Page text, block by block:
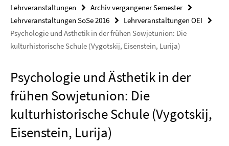
Lehrveranstaltungen
Archiv vergangener Semester
Lehrveranstaltungen SoSe 2016
Lehrveranstaltungen OEI
Psychologie und Ästhetik in der frühen Sowjetunion: Die
kulturhistorische Schule (Vygotskij, Eisenstein, Lurija)
Psychologie und Ästhetik in der
frühen Sowjetunion: Die
kulturhistorische Schule (Vygotskij,
Eisenstein, Lurija)